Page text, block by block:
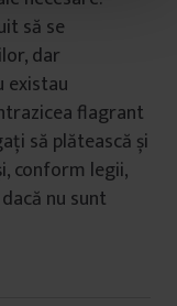
să se
dar
existau
flagrant
să plătească și
conform legii,
nu sunt